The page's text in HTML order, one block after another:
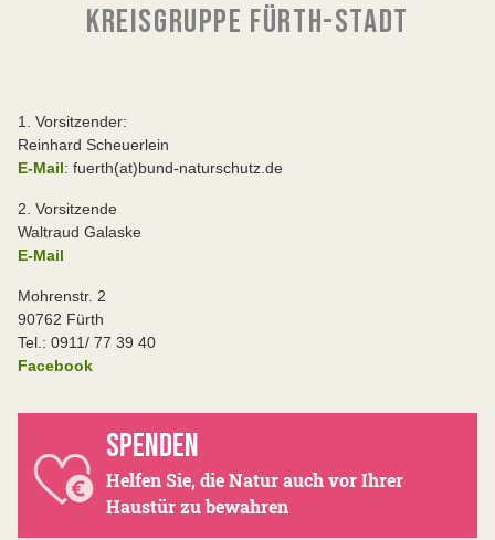
KREISGRUPPE FÜRTH-STADT
1. Vorsitzender:
Reinhard Scheuerlein
E-Mail: fuerth(at)bund-naturschutz.de
2. Vorsitzende
Waltraud Galaske
E-Mail
Mohrenstr. 2
90762 Fürth
Tel.: 0911/ 77 39 40
Facebook
SPENDEN
Helfen Sie, die Natur auch vor Ihrer
Haustür zu bewahren